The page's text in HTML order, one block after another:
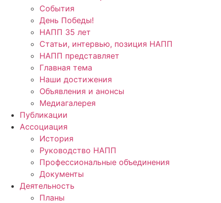
События
День Победы!
НАПП 35 лет
Статьи, интервью, позиция НАПП
НАПП представляет
Главная тема
Наши достижения
Объявления и анонсы
Медиагалерея
Публикации
Ассоциация
История
Руководство НАПП
Профессиональные объединения
Документы
Деятельность
Планы